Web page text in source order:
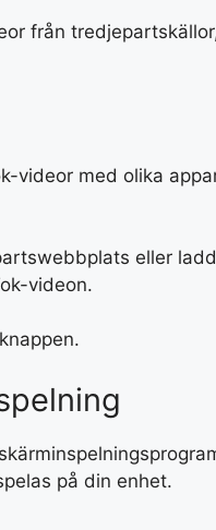
från
videor med olika
eller
videon.
på din enhet.